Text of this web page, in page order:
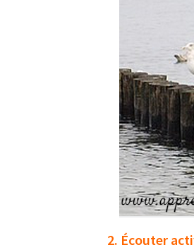
2. Écouter